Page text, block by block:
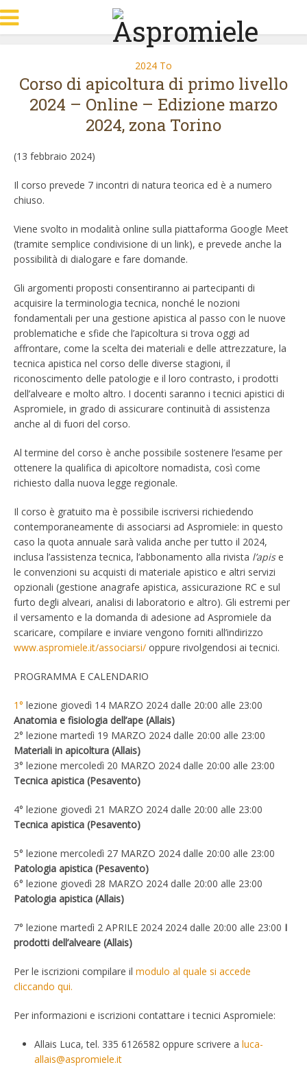
2024 To
Corso di apicoltura di primo livello
2024 – Online – Edizione marzo
2024, zona Torino
(13 febbraio 2024)
Il corso prevede 7 incontri di natura teorica ed è a numero
chiuso.
Viene svolto in modalità online sulla piattaforma Google Meet
(tramite semplice condivisione di un link), e prevede anche la
possibilità di dialogare e fare domande.
Gli argomenti proposti consentiranno ai partecipanti di
acquisire la terminologia tecnica, nonché le nozioni
fondamentali per una gestione apistica al passo con le nuove
problematiche e sfide che l’apicoltura si trova oggi ad
affrontare, come la scelta dei materiali e delle attrezzature, la
tecnica apistica nel corso delle diverse stagioni, il
riconoscimento delle patologie e il loro contrasto, i prodotti
dell’alveare e molto altro. I docenti saranno i tecnici apistici di
Aspromiele, in grado di assicurare continuità di assistenza
anche al di fuori del corso.
Al termine del corso è anche possibile sostenere l’esame per
ottenere la qualifica di apicoltore nomadista, così come
richiesto dalla nuova legge regionale.
Il corso è gratuito ma è possibile iscriversi richiedendo
contemporaneamente di associarsi ad Aspromiele: in questo
caso la quota annuale sarà valida anche per tutto il 2024,
inclusa l’assistenza tecnica, l’abbonamento alla rivista l’apise
le convenzioni su acquisti di materiale apistico e altri servizi
opzionali (gestione anagrafe apistica, assicurazione RC e sul
furto degli alveari, analisi di laboratorio e altro). Gli estremi per
il versamento e la domanda di adesione ad Aspromiele da
scaricare, compilare e inviare vengono forniti all’indirizzo
www.aspromiele.it/associarsi/ oppure rivolgendosi ai tecnici.
PROGRAMMA E CALENDARIO
1° lezione giovedì 14 MARZO 2024 dalle 20:00 alle 23:00
Anatomia e fisiologia dell’ape (Allais)
2° lezione martedì 19 MARZO 2024 dalle 20:00 alle 23:00
Materiali in apicoltura (Allais)
3° lezione mercoledì 20 MARZO 2024 dalle 20:00 alle 23:00
Tecnica apistica (Pesavento)
4° lezione giovedì 21 MARZO 2024 dalle 20:00 alle 23:00
Tecnica apistica (Pesavento)
5° lezione mercoledì 27 MARZO 2024 dalle 20:00 alle 23:00
Patologia apistica (Pesavento)
6° lezione giovedì 28 MARZO 2024 dalle 20:00 alle 23:00
Patologia apistica (Allais)
7° lezione martedì 2 APRILE 2024 2024 dalle 20:00 alle 23:00 I
prodotti dell’alveare (Allais)
Per le iscrizioni compilare il modulo al quale si accede
cliccando qui.
Per informazioni e iscrizioni contattare i tecnici Aspromiele:
Allais Luca, tel. 335 6126582 oppure scrivere a luca-
allais@aspromiele.it